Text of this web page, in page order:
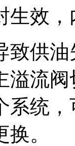
生效
致供
溢流
系统
。